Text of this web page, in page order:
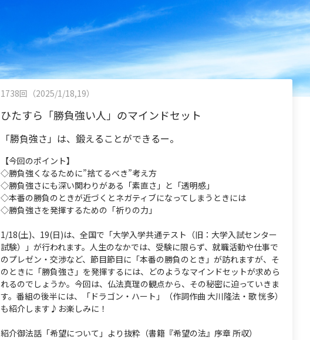
1738回（2025/1/18,19）
ひたすら「勝負強い人」のマインドセット
「勝負強さ」は、鍛えることができるー。
【今回のポイント】
◇勝負強くなるために”捨てるべき”考え方
◇勝負強さにも深い関わりがある「素直さ」と「透明感」
◇本番の勝負のときが近づくとネガティブになってしまうときには
◇勝負強さを発揮するための「祈りの力」
1/18(土)、19(日)は、全国で「大学入学共通テスト（旧：大学入試センター
試験）」が行われます。人生のなかでは、受験に限らず、就職活動や仕事で
のプレゼン・交渉など、節目節目に「本番の勝負のとき」が訪れますが、そ
のときに「勝負強さ」を発揮するには、どのようなマインドセットが求めら
れるのでしょうか。今回は、仏法真理の観点から、その秘密に迫っていきま
す。番組の後半には、「ドラゴン・ハート」（作詞作曲 大川隆法・歌 恍多）
も紹介します♪お楽しみに！
紹介御法話「希望について」より抜粋（書籍『希望の法』序章 所収）